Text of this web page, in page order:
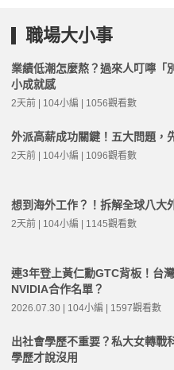
職場大小事
業績低潮怎麼熬？過來人叮嚀「
小成就感
2天前 | 104小編 | 1056觀看數
外派高薪成功關鍵！五大問題，
2天前 | 104小編 | 1096觀看數
想到海外工作？！拆解全球八大
2天前 | 104小編 | 1145觀看數
連3年登上黃仁勳GTC背板！台
NVIDIA合作名單？
2026.07.30 | 104小編 | 1597觀看數
出社會學歷不重要？私大女轉戰
學歷才說沒用